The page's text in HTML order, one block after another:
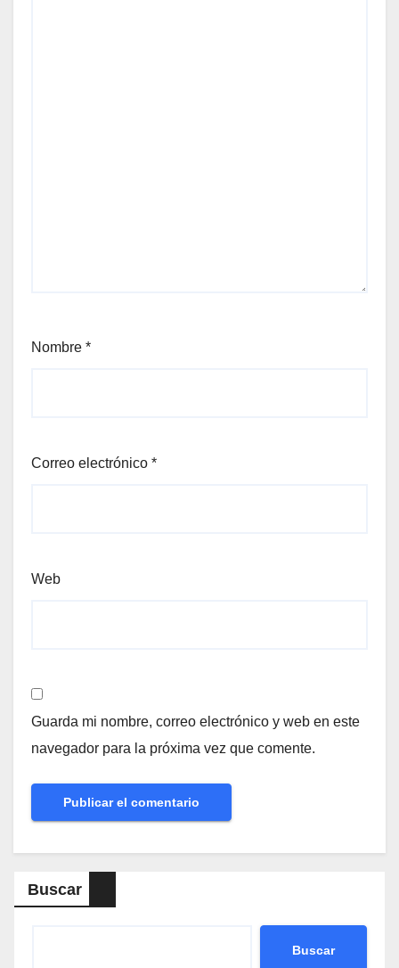
Nombre *
Correo electrónico *
Web
Guarda mi nombre, correo electrónico y web en este
navegador para la próxima vez que comente.
Buscar
Buscar